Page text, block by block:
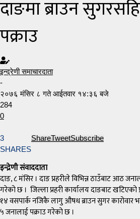
दाङमा ब्राउन
पक्राउ
इन्द्रेणी समाचारदाता
-
२०७६ मंसिर ८ गते आईतवार १४:३६ बजे
284
0
3
SHARES
ShareTweetSubscribe
इन्द्रेणी संवाददाता
दाङ, ८ मंसिर । दाङ प्रहरीले विभिन्न ठाउँबाट आठ
गरेको छ । जिल्ला प्रहरी कार्यालय दाङबाट खटिएको
१४ वसपार्क नजिकै लागु औषध ब्राउन सुगर कारोवार
५ जनालाई पक्राउ गरेको छ ।